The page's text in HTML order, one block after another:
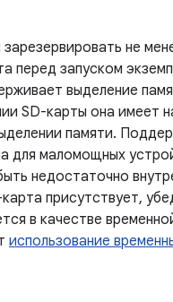
не
перед запуском
выделение
SD-карты она имеет
памяти.
для маломощных
недостаточно
присутствует,
в качестве
использование